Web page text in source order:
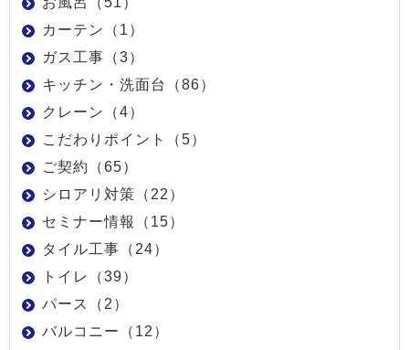
カーテン（1）
ガス工事（3）
キッチン・洗面台（86）
クレーン（4）
こだわりポイント（5）
ご契約（65）
シロアリ対策（22）
セミナー情報（15）
タイル工事（24）
トイレ（39）
パース（2）
バルコニー（12）